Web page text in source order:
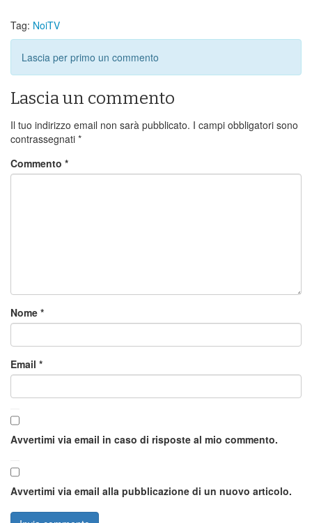
Tag: NoiTV
Lascia per primo un commento
Lascia un commento
Il tuo indirizzo email non sarà pubblicato. I campi obbligatori sono
contrassegnati *
Commento *
Nome *
Email *
Avvertimi via email in caso di risposte al mio commento.
Avvertimi via email alla pubblicazione di un nuovo articolo.